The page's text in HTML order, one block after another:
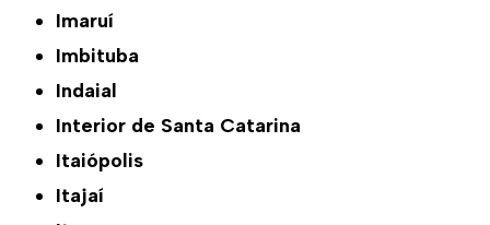
Imaruí
Imbituba
Indaial
Interior de Santa Catarina
Itaiópolis
Itajaí